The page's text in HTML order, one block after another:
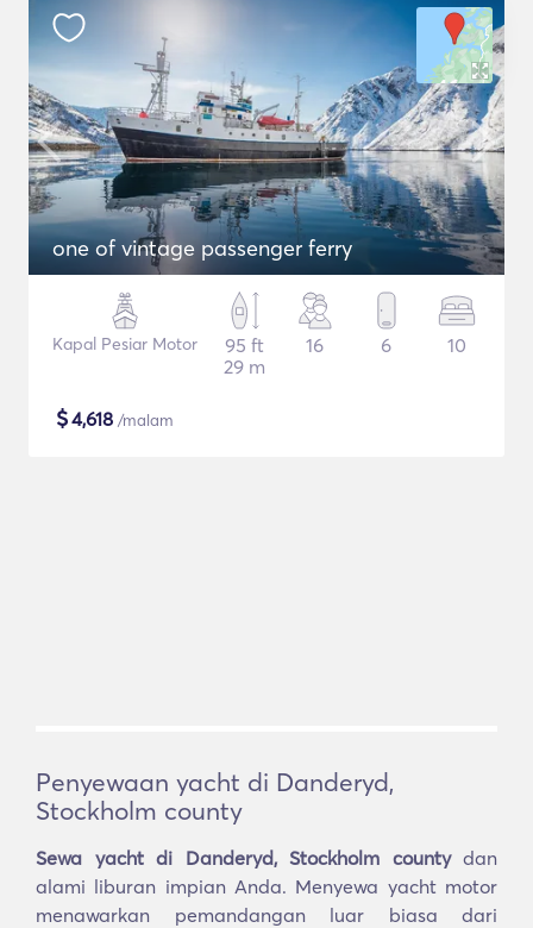
one of vintage passenger ferry
Kapal Pesiar Motor
95 ft
29 m
16 6 10
$4,618 /malam
Penyewaan yacht di Danderyd,
Stockholm county
Sewa yacht di Danderyd, Stockholm countydan
alami liburan impian Anda. Menyewa yacht motor
menawarkan pemandangan luar biasa dari